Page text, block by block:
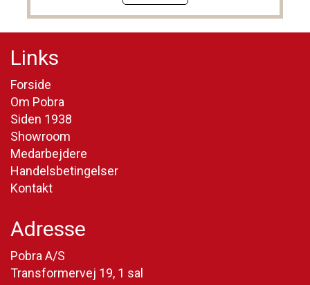
Links
Forside
Om Pobra
Siden 1938
Showroom
Medarbejdere
Handelsbetingelser
Kontakt
Adresse
Pobra A/S
Transformervej 19, 1 sal